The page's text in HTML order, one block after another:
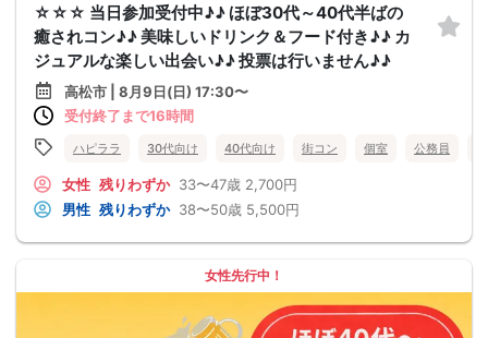
☆☆☆ 当日参加受付中♪♪ ほぼ30代～40代半ばの
癒されコン♪♪ 美味しいドリンク＆フード付き♪♪ カ
ジュアルな楽しい出会い♪♪ 投票は行いません♪♪
高松市 | 8月9日(日) 17:30〜
受付終了まで16時間
ハピララ 30代向け 40代向け 街コン 個室 公務員
女性 残りわずか 33〜47歳 2,700円
男性 残りわずか 38〜50歳 5,500円
女性先行中！